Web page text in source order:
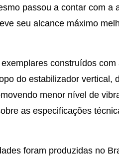
passou a contar com a
seu alcance máximo
construídos com
do estabilizador vertical,
menor nível de
as especificações
foram produzidas no